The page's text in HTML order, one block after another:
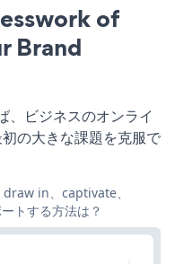
of
Brand
ビジネスのオンライ
の大きな課題を克服で
in、captivate、
トする方法は？